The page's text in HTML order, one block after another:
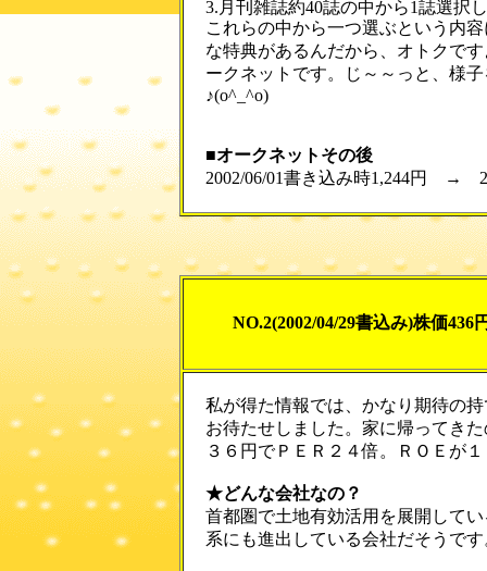
3.月刊雑誌約40誌の中から1誌選択
これらの中から一つ選ぶという内
な特典があるんだから、オトクで
ークネットです。じ～～っと、様
♪(o^_^o)
■オークネットその後
2002/06/01書き込み時1,244円 →
NO.2(2002/04/29書込み)株価436
私が得た情報では、かなり期待の
お待たせしました。家に帰ってき
３６円でＰＥＲ２４倍。ＲＯＥが
★どんな会社なの？
首都圏で土地有効活用を展開して
系にも進出している会社だそうです